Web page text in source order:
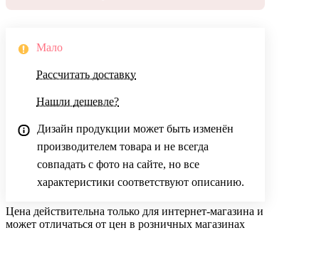
Мало
Рассчитать доставку
Нашли дешевле?
Дизайн продукции может быть изменён
производителем товара и не всегда
совпадать с фото на сайте, но все
характеристики соответствуют описанию.
Цена действительна только для интернет-магазина и
может отличаться от цен в розничных магазинах